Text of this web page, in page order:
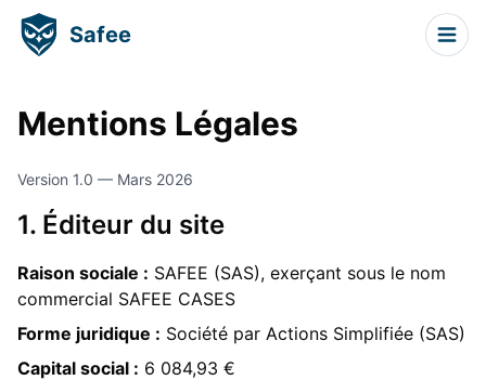
Safee
Mentions Légales
Version 1.0 — Mars 2026
1. Éditeur du site
Raison sociale : SAFEE (SAS), exerçant sous le nom
commercial SAFEE CASES
Forme juridique : Société par Actions Simplifiée (SAS)
Capital social : 6 084,93 €